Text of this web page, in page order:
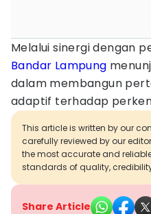
Melalui sinergi dengan
Bandar Lampung
dalam membangun
adaptif terhadap
This article is written by our
carefully reviewed by our
the most accurate and
standards of quality,
Share Article